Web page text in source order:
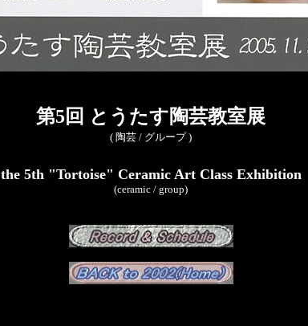
第5回 とうたす陶芸教室展
( 陶芸 / グループ)
the 5th "Tortoise" Ceramic Art Class Exhibition
(ceramic / group)